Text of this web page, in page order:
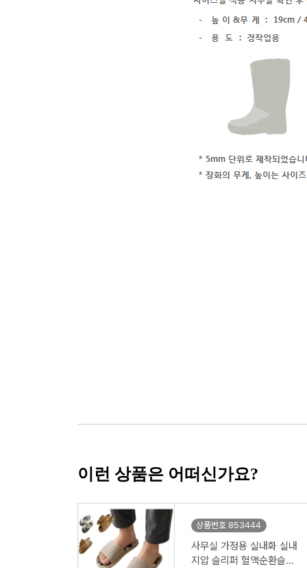
이런 상품은 어떠신가요?
상품번호 853444
사무실 가정용 실내화 실내
지압 슬리퍼 혈액순환슬리